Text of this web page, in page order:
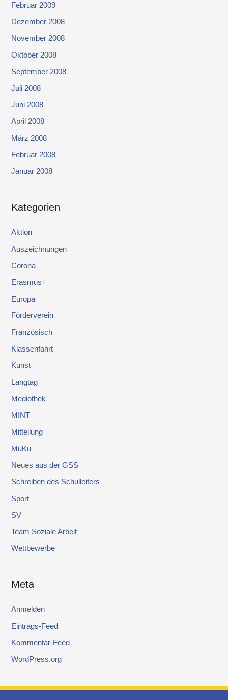
Februar 2009
Dezember 2008
November 2008
Oktober 2008
September 2008
Juli 2008
Juni 2008
April 2008
März 2008
Februar 2008
Januar 2008
Kategorien
Aktion
Auszeichnungen
Corona
Erasmus+
Europa
Förderverein
Französisch
Klassenfahrt
Kunst
Langtag
Mediothek
MINT
Mitteilung
MuKu
Neues aus der GSS
Schreiben des Schulleiters
Sport
SV
Team Soziale Arbeit
Wettbewerbe
Meta
Anmelden
Eintrags-Feed
Kommentar-Feed
WordPress.org